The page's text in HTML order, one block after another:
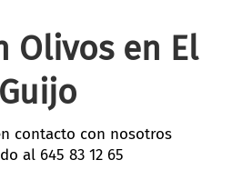
Olivos en El
Guijo
contacto con nosotros
al 645 83 12 65